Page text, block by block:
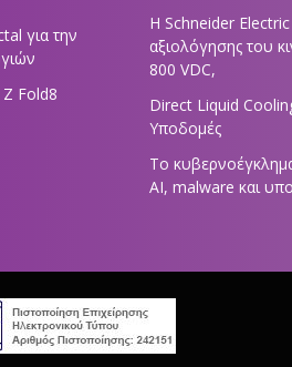
για την
Fold8
Η Schneider
αξιολόγησης του
800 VDC,
Direct Liquid
Υποδομές
Το
AI, malware και